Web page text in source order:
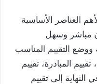
العناصر الأساسية
مباشر وسهل
ووضع التقييم المناسب
المبادرة، تقييم
إلى تقييم